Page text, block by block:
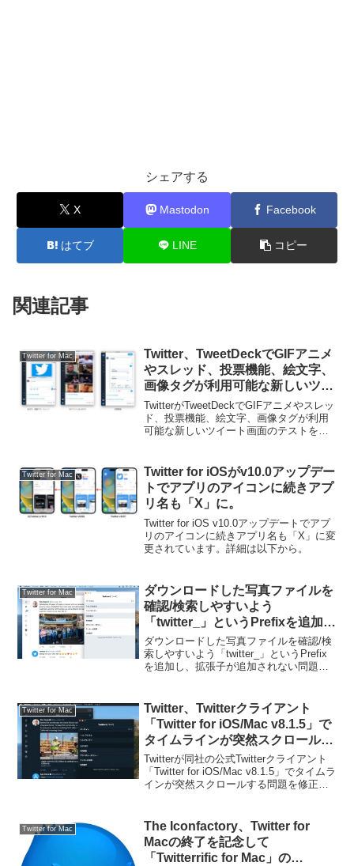
シェアする
X Mastodon Facebook
はてブ LINE コピー
関連記事
Twitter for Mac
Twitter、TweetDeckでGIFアニメ
やスレッド、投票機能、絵文字、
画像タグが利用可能な新しいツイ
ート画面のテストを開始。
TwitterがTweetDeckでGIFアニメやスレッ
ド、投票機能、絵文字、画像タグが利用
可能な新しいツイート画面のテストを開
Twitter for Mac
Twitter for iOSがv10.0アップデー
トでアプリのアイコンに続きアプ
リ名も「X」に。
Twitter for iOS v10.0アップデートでアプ
リのアイコンに続きアプリ名も「X」に変
更されています。詳細は以下から。
Twitter for Mac
ダウンロードした写真ファイルを
確認/検索しやすいよう
「twitter_」というPrefixを追加
し、拡張子が追加されない問題を
修正した「Twitter for Mac v8.6」
がリリース。
ダウンロードした写真ファイルを確認/検
索しやすいよう「twitter_」というPrefix
を追加し、拡張子が追加されない問題を
Twitter for Mac
Twitter、Twitterクライアント
「Twitter for iOS/Mac v8.1.5」で
タイムラインが突然スクロールす
る問題を修正。
Twitterが同社の公式Twitterクライアント
「Twitter for iOS/Mac v8.1.5」でタイムラ
インが突然スクロールする問題を修正し
Twitter for Mac
The Iconfactory、Twitter for
Macの終了を記念して
「Twitterrific for Mac」の